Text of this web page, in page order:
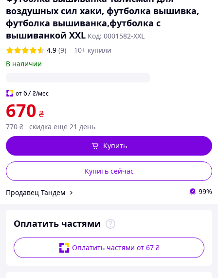
воздушных сил хаки, футболка вышивка,
футболка вышиванка,футболка с
вышиванкой XXL Код: 0001582-XXL
4.9 (9)
10+ купили
В наличии
от67₴/мес
670 ₴
770 ₴ скидка еще 21 день
Купить сейчас
Купить
Продавец Тандем 99%
Оплатить частями
Оплатить частями от 67 ₴